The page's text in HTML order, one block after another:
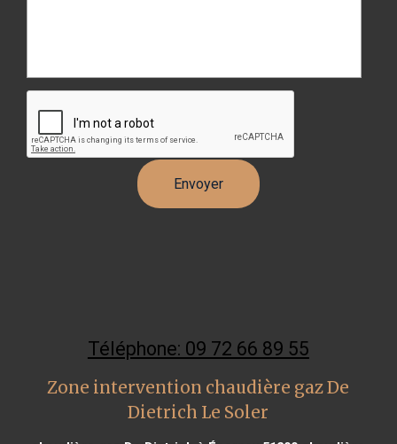
Téléphone: 09 72 66 89 55
Zone intervention chaudière gaz De
Dietrich Le Soler